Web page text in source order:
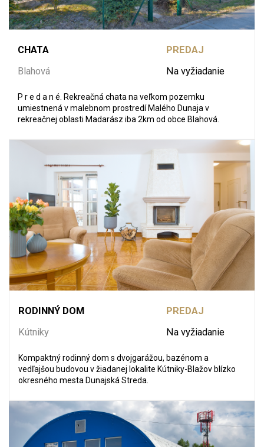
CHATA
Blahová
PREDAJ
Na vyžiadanie
P r e d a n é. Rekreačná chata na veľkom pozemku
umiestnená v malebnom prostredí Malého Dunaja v
rekreačnej oblasti Madarász iba 2km od obce Blahová.
RODINNÝ DOM
Kútniky
PREDAJ
Na vyžiadanie
Kompaktný rodinný dom s dvojgarážou, bazénom a
vedľajšou budovou v žiadanej lokalite Kútniky-Blažov blízko
okresného mesta Dunajská Streda.